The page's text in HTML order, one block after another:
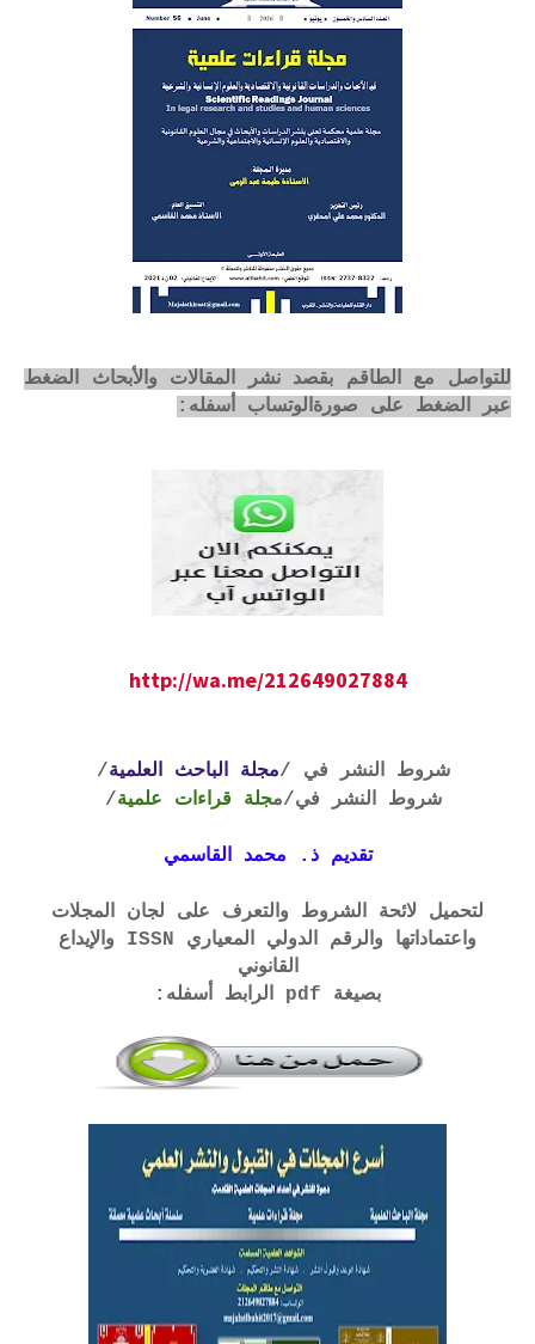
للتواصل مع الطاقم بقصد نشر المقالات والأبحاث الضغط
عبر الضغط على صورةالوتساب أسفله:
http://wa.me/212649027884
شروط النشر في /مجلة الباحث العلمية/
شروط النشر في/مجلة قراءات علمية/
تقديم ذ. محمد القاسمي
لتحميل لائحة الشروط والتعرف على لجان المجلات
واعتماداتها والرقم الدولي المعياري ISSN والإيداع
القانوني
بصيغة pdf الرابط أسفله: